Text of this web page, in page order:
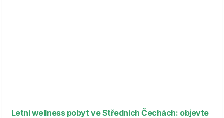
Letní wellness pobyt ve Středních Čechách: objevte